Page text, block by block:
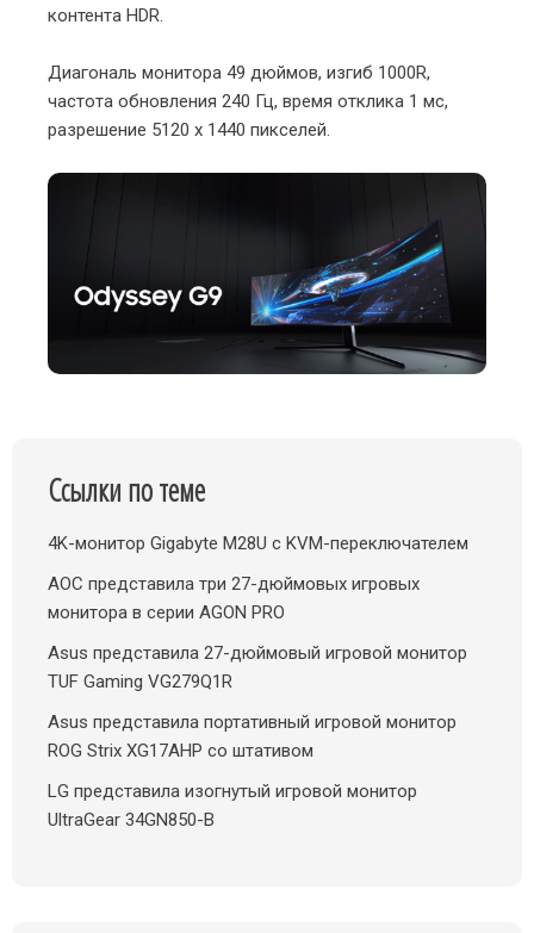
контента HDR.
Диагональ монитора 49 дюймов, изгиб 1000R,
частота обновления 240 Гц, время отклика 1 мс,
разрешение 5120 x 1440 пикселей.
Ссылки по теме
4K-монитор Gigabyte M28U с KVM-переключателем
AOC представила три 27-дюймовых игровых
монитора в серии AGON PRO
Asus представила 27-дюймовый игровой монитор
TUF Gaming VG279Q1R
Asus представила портативный игровой монитор
ROG Strix XG17AHP со штативом
LG представила изогнутый игровой монитор
UltraGear 34GN850-B